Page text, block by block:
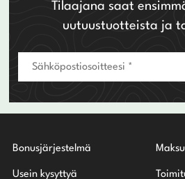
Tilaajana saat
uutuustuotteista ja
Bonusjärjestelmä
Usein kysyttyä